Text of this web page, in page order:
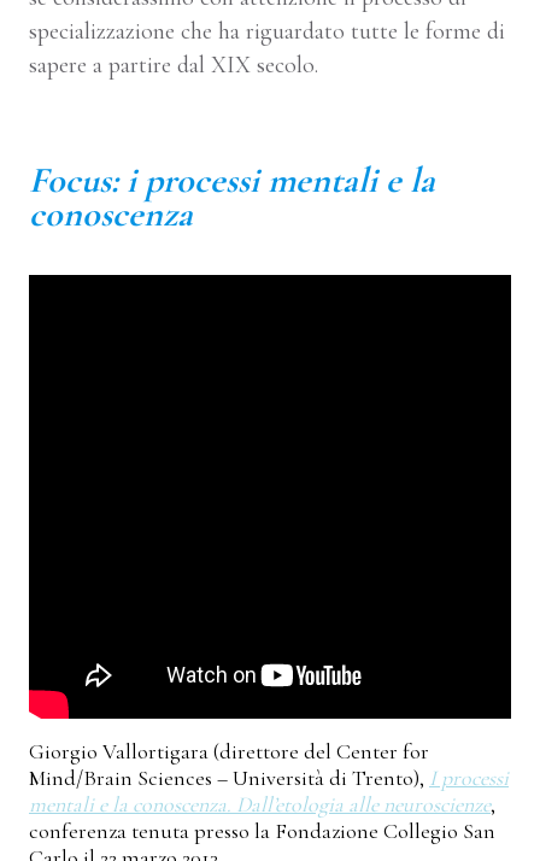
specializzazione che ha riguardato tutte le forme di
sapere a partire dal XIX secolo.
Focus: i processi mentali e la
conoscenza
Giorgio Vallortigara (direttore del Center for
Mind/Brain Sciences – Università di Trento), I processi
mentali e la conoscenza. Dall’etologia alle neuroscienze,
conferenza tenuta presso la Fondazione Collegio San